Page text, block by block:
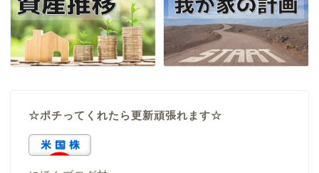
☆ポチってくれたら更新頑張れます☆